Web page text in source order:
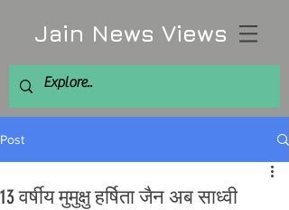
Jain News Views
Post
13 वर्षीय मुमुक्षु हर्षिता जैन अब साध्वी